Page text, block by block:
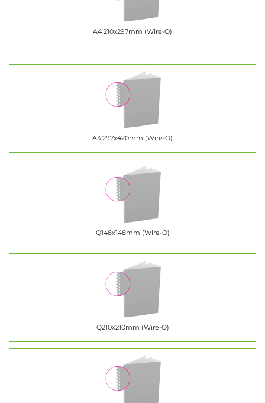
A4 210x297mm (Wire-O)
A3 297x420mm (Wire-O)
Q148x148mm (Wire-O)
Q210x210mm (Wire-O)